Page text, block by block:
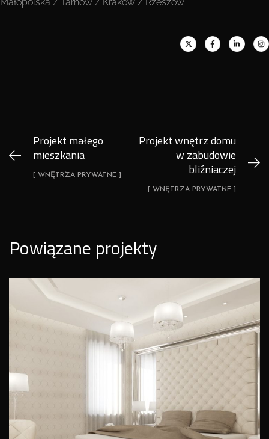
Projekt małego
mieszkania
[ WNĘTRZA PRYWATNE ]
Projekt wnętrz domu
w zabudowie
bliźniaczej
[ WNĘTRZA PRYWATNE ]
Powiązane projekty
Projekt sypialni w stylu glamour
WNĘTRZA PRYWATNE